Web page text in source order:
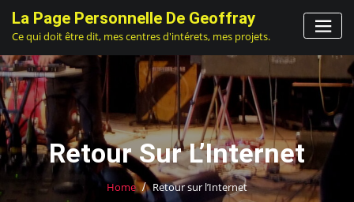
content
La Page Personnelle De Geoffray
Ce qui doit être dit, mes centres d'intérets, mes projets.
Retour Sur L’Internet
Home Retour sur l’Internet